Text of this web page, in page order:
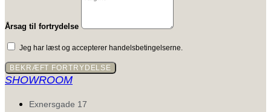
Årsag til fortrydelse
Jeg har læst og accepterer handelsbetingelserne.
BEKRÆFT FORTRYDELSE
SHOWROOM
Exnersgade 17